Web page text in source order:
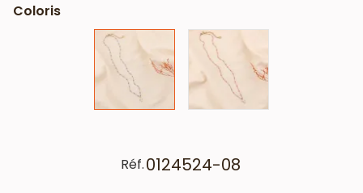
Coloris
Réf.0124524-08